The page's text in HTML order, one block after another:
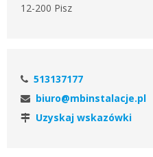
12-200 Pisz
513137177
biuro@mbinstalacje.pl
Uzyskaj wskazówki